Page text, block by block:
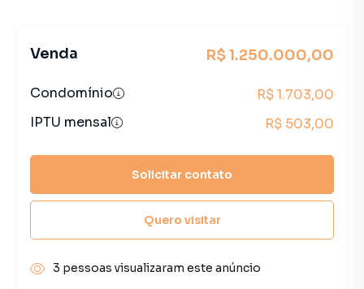
Venda R$ 1.250.000,00
Condomínio
R$ 1.703,00
IPTU mensal
R$ 503,00
Solicitar contato
Quero visitar
3 pessoas visualizaram este anúncio